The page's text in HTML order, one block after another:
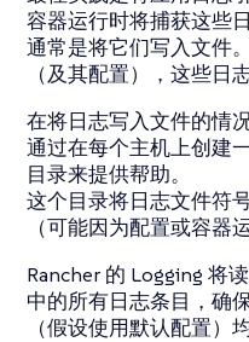
容器运行时将捕获这些
通常是将它们写入文件
（及其配置），这些日
在将日志写入文件的情
通过在每个主机上创建
目录来提供帮助。
这个目录将日志文件符
（可能因为配置或容器
Rancher 的 Logging 将
中的所有日志条目，确
（假设使用默认配置）